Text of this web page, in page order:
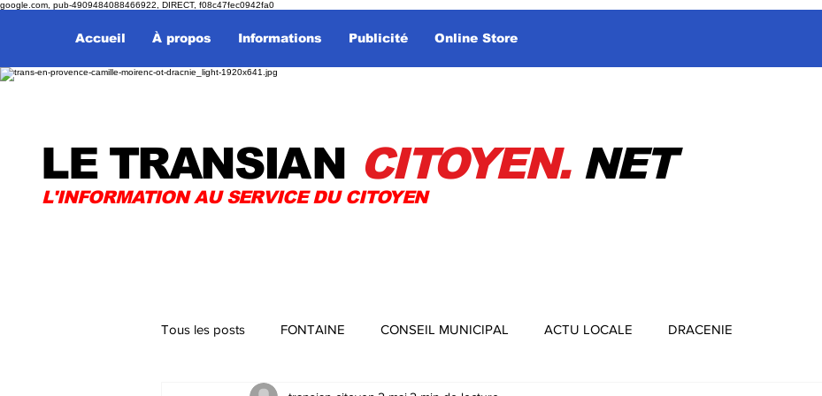
google.com, pub-4909484088466922, DIRECT, f08c47fec0942fa0
Accueil À propos Informations Publicité Online Store
LE TRANSIAN CITOYEN.NET
L'INFORMATION AU SERVICE DU CITOYEN
Tous les posts FONTAINE CONSEIL MUNICIPAL ACTU LOCALE DRACENIE